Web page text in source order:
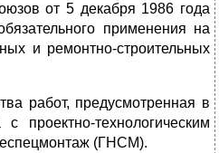
от 5 декабря 1986 года
применения на
и ремонтно-строительных
работ, предусмотренная в
проектно-технологическим
(ГНСМ).